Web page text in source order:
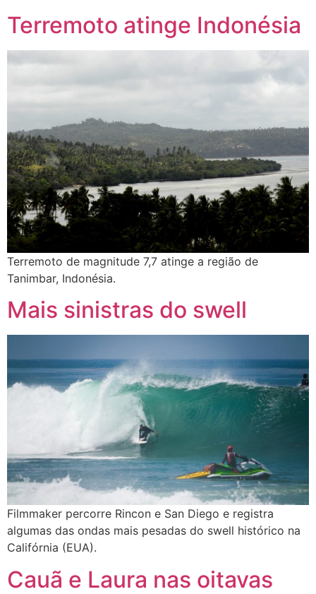
Terremoto atinge Indonésia
Terremoto de magnitude 7,7 atinge a região de
Tanimbar, Indonésia.
Mais sinistras do swell
Filmmaker percorre Rincon e San Diego e registra
algumas das ondas mais pesadas do swell histórico na
Califórnia (EUA).
Cauã e Laura nas oitavas